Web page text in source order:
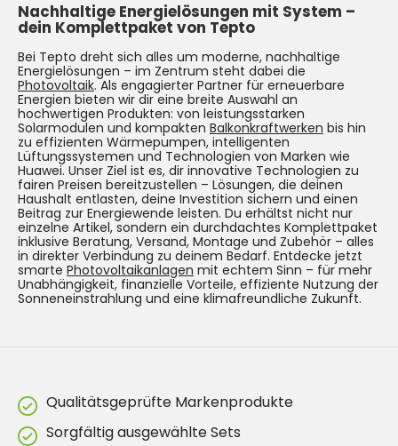
Nachhaltige Energielösungen mit System –
dein Komplettpaket von Tepto
Bei Tepto dreht sich alles um moderne, nachhaltige
Energielösungen – im Zentrum steht dabei die
Photovoltaik. Als engagierter Partner für erneuerbare
Energien bieten wir dir eine breite Auswahl an
hochwertigen Produkten: von leistungsstarken
Solarmodulen und kompakten Balkonkraftwerken bis hin
zu effizienten Wärmepumpen, intelligenten
Lüftungssystemen und Technologien von Marken wie
Huawei. Unser Ziel ist es, dir innovative Technologien zu
fairen Preisen bereitzustellen – Lösungen, die deinen
Haushalt entlasten, deine Investition sichern und einen
Beitrag zur Energiewende leisten. Du erhältst nicht nur
einzelne Artikel, sondern ein durchdachtes Komplettpaket
inklusive Beratung, Versand, Montage und Zubehör – alles
in direkter Verbindung zu deinem Bedarf. Entdecke jetzt
smarte Photovoltaikanlagen mit echtem Sinn – für mehr
Unabhängigkeit, finanzielle Vorteile, effiziente Nutzung der
Sonneneinstrahlung und eine klimafreundliche Zukunft.
Qualitätsgeprüfte Markenprodukte
Sorgfältig ausgewählte Sets